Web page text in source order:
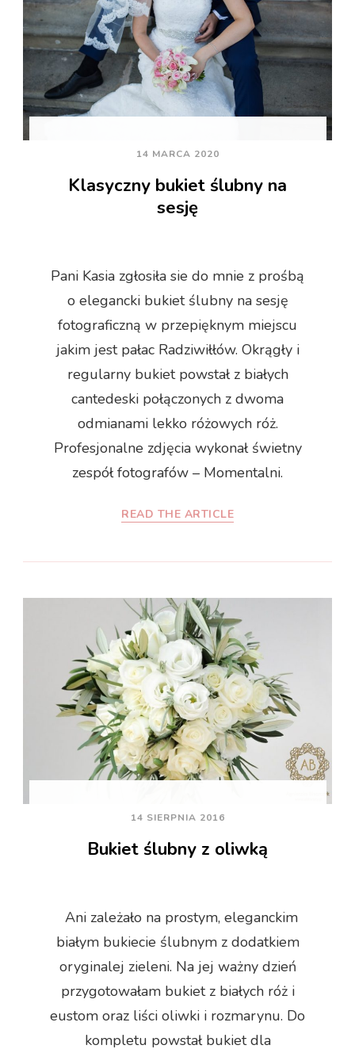
14 MARCA 2020
Klasyczny bukiet ślubny na
sesję
Pani Kasia zgłosiła sie do mnie z prośbą
o elegancki bukiet ślubny na sesję
fotograficzną w przepięknym miejscu
jakim jest pałac Radziwiłłów. Okrągły i
regularny bukiet powstał z białych
cantedeski połączonych z dwoma
odmianami lekko różowych róż.
Profesjonalne zdjęcia wykonał świetny
zespół fotografów – Momentalni.
READ THE ARTICLE
14 SIERPNIA 2016
Bukiet ślubny z oliwką
Ani zależało na prostym, eleganckim
białym bukiecie ślubnym z dodatkiem
oryginalej zieleni. Na jej ważny dzień
przygotowałam bukiet z białych róż i
eustom oraz liści oliwki i rozmarynu. Do
kompletu powstał bukiet dla